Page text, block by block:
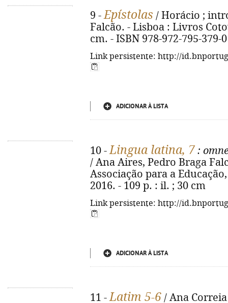
9 -Epístolas / Horácio ;
Falcão. - Lisboa : Livros
cm. - ISBN 978-972-795-379-0
Link persistente: http://
ADICIONAR À LISTA
10 -Lingua latina, 7 :
/ Ana Aires, Pedro Braga
Associação para a
2016. - 109 p. : il. ; 30 cm
Link persistente: http://
ADICIONAR À LISTA
11 -Latim 5-6 / Ana